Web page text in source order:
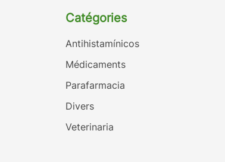
Catégories
Antihistamínicos
Médicaments
Parafarmacia
Divers
Veterinaria